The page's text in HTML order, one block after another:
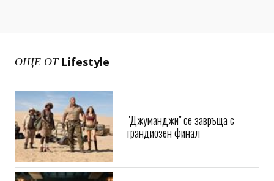
ОЩЕ ОТ Lifestyle
"Джуманджи" се завръща с
грандиозен финал